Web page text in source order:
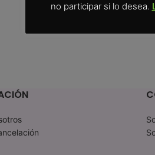
no participar si lo desea.